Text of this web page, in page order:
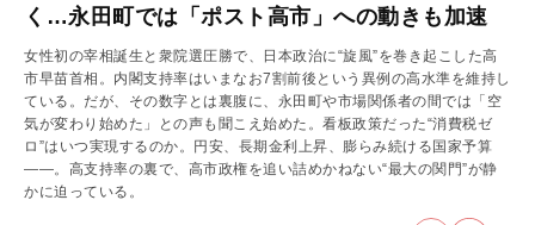
く…永田町では「ポスト高市」への動きも加速
女性初の宰相誕生と衆院選圧勝で、日本政治に“旋風”を巻き起こした高
市早苗首相。内閣支持率はいまなお7割前後という異例の高水準を維持し
ている。だが、その数字とは裏腹に、永田町や市場関係者の間では「空
気が変わり始めた」との声も聞こえ始めた。看板政策だった“消費税ゼ
ロ”はいつ実現するのか。円安、長期金利上昇、膨らみ続ける国家予算
――。高支持率の裏で、高市政権を追い詰めかねない“最大の関門”が静
かに迫っている。